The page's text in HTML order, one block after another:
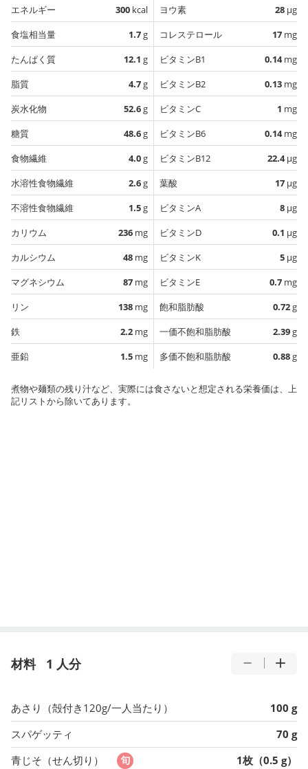
エネルギー 300 kcal
食塩相当量
1.7g
たんぱく質
12.1 g
脂質
4.7g
炭水化物
52.6g
糖質
48.6g
食物繊維
4.0g
水溶性食物繊維
2.6g
不溶性食物繊維
1.5g
カリウム
236 mg
カルシウム
48 mg
マグネシウム
87 mg
リン
138 mg
鉄
2.2 mg
亜鉛
1.5 mg
ヨウ素 28 µg
コレステロール
17 mg
ビタミンB1
0.14mg
ビタミンB2
0.13 mg
ビタミンC
1 mg
ビタミンB6
0.14mg
ビタミンB12
22.4µg
葉酸
17 µg
ビタミンA
8 µg
ビタミンD
0.1 µg
ビタミンK
5 µg
ビタミンE
0.7 mg
飽和脂肪酸
0.72g
一価不飽和脂肪酸
2.39g
多価不飽和脂肪酸
0.88g
煮物や麺類の残り汁など、実際には食さないと想定される栄養価は、上
記リストから除いてあります。
材料 1 人分
あさり（殻付き120g/一人当たり）
100 g
スパゲッティ
70 g
青じそ（せん切り）
1枚（0.5 g）